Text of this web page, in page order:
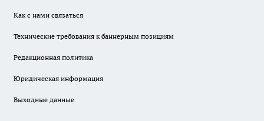
Как с нами связаться
Технические требования к баннерным позициям
Редакционная политика
Юридическая информация
Выходные данные